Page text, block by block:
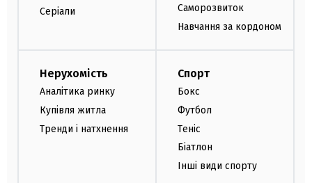
Серіали
Саморозвиток
Навчання за кордоном
Нерухомість
Аналітика ринку
Купівля житла
Тренди і натхнення
Спорт
Бокс
Футбол
Теніс
Біатлон
Інші види спорту